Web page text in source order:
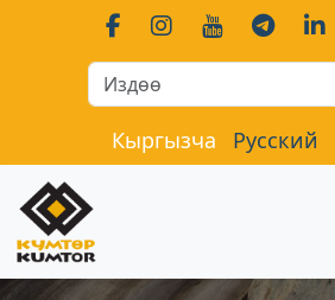
Кыргызча Русский